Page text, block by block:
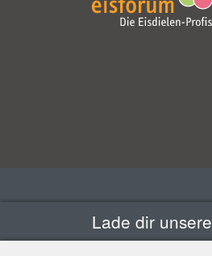
Lade dir unsere